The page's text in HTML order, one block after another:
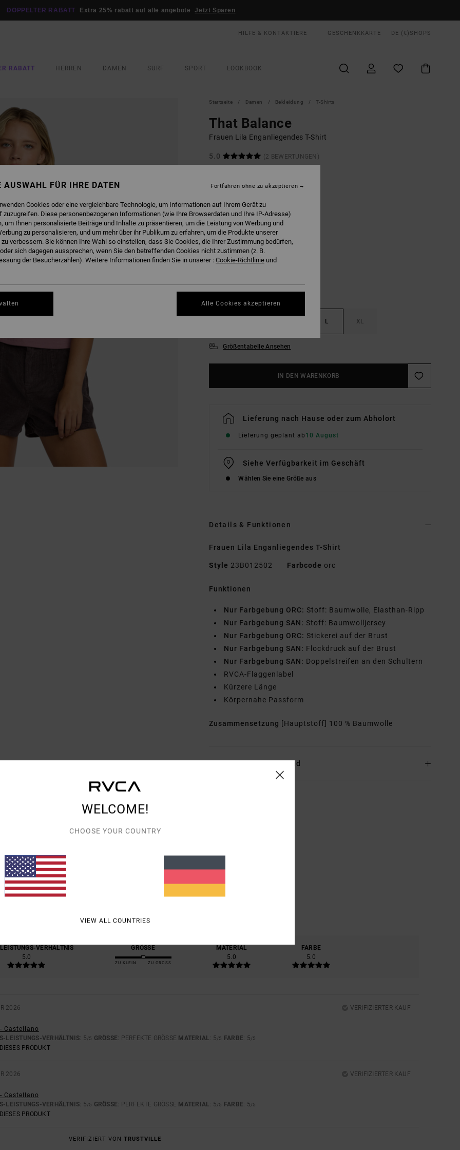
DOPPELTER RABATT Extra 25% rabatt auf alle angebote Jetzt Sparen
HILFE & KONTAKTIERE GESCHENKKARTE DE (€) SHOPS
RABATT HERREN DAMEN SURF SPORT LOOKBOOK
Startseite Damen Bekleidung T-Shirts
That Balance
Frauen Lila Enganliegendes T-Shirt
5.0
(2 BEWERTUNGEN)
15,75 €
DOPPELTER RABATT EXTRA 25 %
FARBE Winter Orchid
L XL
Größentabelle Ansehen
IN DEN WARENKORB
Lieferung nach Hause oder zum Abholort
Lieferung geplant ab 10 August
Siehe Verfügbarkeit im Geschäft
Wählen Sie eine Größe aus
Details & Funktionen
Frauen Lila Enganliegendes T-Shirt
Style 23B012502 Farbcode orc
Funktionen
Nur Farbgebung ORC: Stoff: Baumwolle, Elasthan-Ripp
Nur Farbgebung SAN: Stoff: Baumwolljersey
Nur Farbgebung ORC: Stickerei auf der Brust
Nur Farbgebung SAN: Flockdruck auf der Brust
Nur Farbgebung SAN: Doppelstreifen an den Schultern
RVCA-Flaggenlabel
Kürzere Länge
Körpernahe Passform
Zusammensetzung [Hauptstoff] 100 % Baumwolle
Versand & Rückversand
100% UNSERER KUNDEN EMPFEHLEN DIESES PRODUKT
VERHÄLTNIS
5.0
GRÖSSE
ZU KLEIN ZU GROSS
MATERIAL
5.0
FARBE
5.0
2026
VERIFIZIERTER KAUF
Castellano
LEISTUNGS-VERHÄLTNIS: 5/5 GRÖSSE : PERFEKTE GRÖSSE MATERIAL: 5/5 FARBE: 5/5
PRODUKT
2026
VERIFIZIERTER KAUF
Castellano
LEISTUNGS-VERHÄLTNIS: 5/5 GRÖSSE : PERFEKTE GRÖSSE MATERIAL: 5/5 FARBE: 5/5
PRODUKT
VERIFIZIERT VON TRUSTVILLE
WELCOME!
CHOOSE YOUR COUNTRY
VIEW ALL COUNTRIES
AUSWAHL FÜR IHRE DATEN
Cookies oder eine vergleichbare Technologie, um Informationen auf Ihrem Gerät zu
Diese personenbezogenen Informationen (wie Ihre Browserdaten und Ihre IP-Adresse)
um Ihnen personalisierte Beiträge und Inhalte zu präsentieren, um die Leistung von Werbung und
zu personalisieren, und um mehr über ihr Publikum zu erfahren, um die Produkte unserer
verbessern. Sie können Ihre Wahl so einstellen, dass Sie Cookies, die Ihrer Zustimmung bedürfen,
sich dagegen aussprechen, wenn Sie den betreffenden Cookies nicht zustimmen (z. B.
der Besucherzahlen). Weitere Informationen finden Sie in unserer : Cookie-Richtlinie und
Fortfahren ohne zu akzeptieren
Alle Cookies akzeptieren